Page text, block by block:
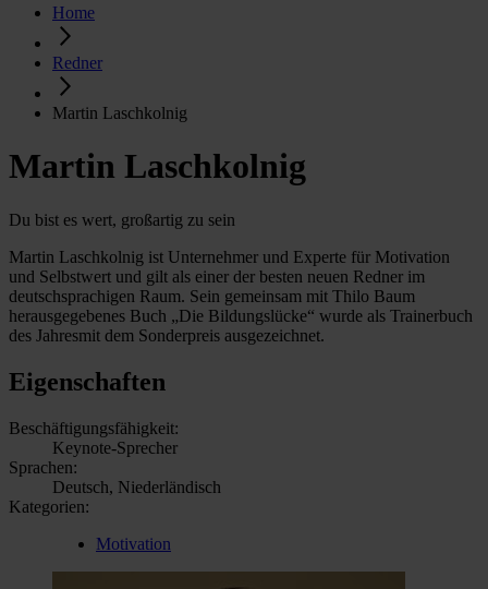
Home
Redner
Martin Laschkolnig
Martin Laschkolnig
Du bist es wert, großartig zu sein
Martin Laschkolnig ist Unternehmer und Experte für Motivation
und Selbstwert und gilt als einer der besten neuen Redner im
deutschsprachigen Raum. Sein gemeinsam mit Thilo Baum
herausgegebenes Buch „Die Bildungslücke“ wurde als Trainerbuch
des Jahresmit dem Sonderpreis ausgezeichnet.
Eigenschaften
Beschäftigungsfähigkeit:
Keynote-Sprecher
Sprachen:
Deutsch, Niederländisch
Kategorien:
Motivation